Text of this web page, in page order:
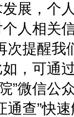
，个人
人相关
次提醒
，可通
”微信公
通查”快